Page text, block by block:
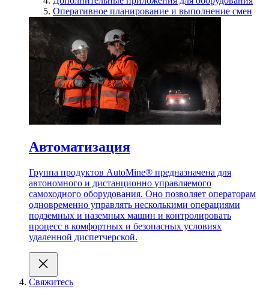
Оперативное планирование и выполнение смен
Автоматизация
Группа продуктов AutoMine® предназначена для
автономного и дистанционно управляемого
самоходного оборудования. Оно позволяет операторам
одновременно управлять несколькими операциями
подземных и наземных машин и контролировать
процесс в комфортных и безопасных условиях
удаленной диспетчерской.
Свяжитесь